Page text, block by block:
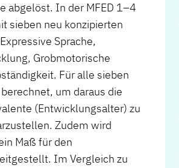
abgelöst. In der MFED 1–4
sieben neu konzipierten
Sprache,
Grobmotorische
Für alle sieben
um daraus die
(Entwicklungsalter) zu
Zudem wird
Maß für den
Im Vergleich zu